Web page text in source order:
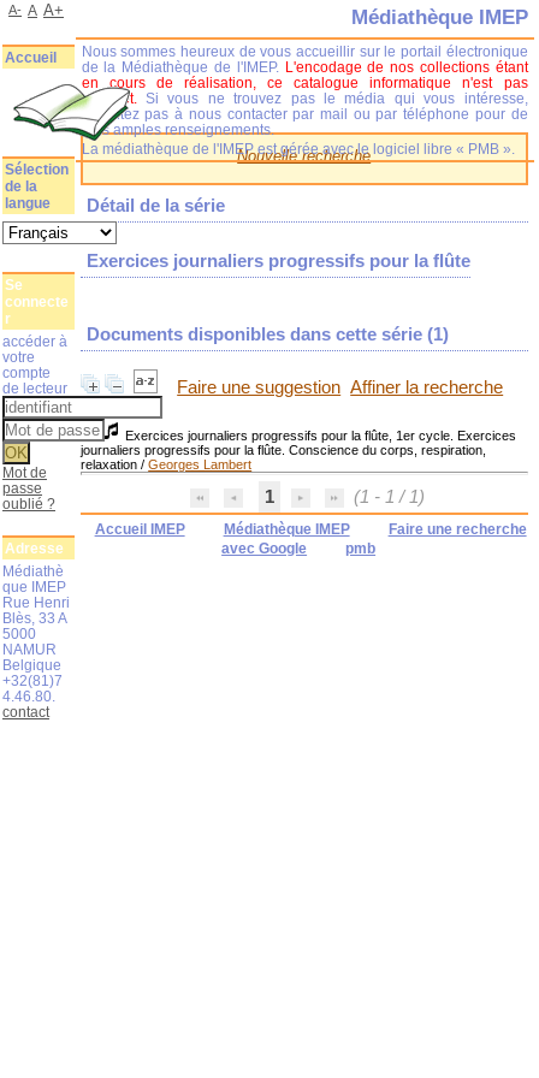
Nouvelle recherche
Détail de la série
Exercices journaliers progressifs pour la flûte
Documents disponibles dans cette série (1)
Faire une suggestion Affiner la recherche
Exercices journaliers progressifs pour la flûte, 1er cycle. Exercices
journaliers progressifs pour la flûte. Conscience du corps, respiration,
relaxation /Georges Lambert
1 (1 - 1 / 1)
Accueil IMEP Médiathèque IMEP
Faire une recherche
avec Google
pmb
Médiathèque IMEP
Nous sommes heureux de vous accueillir sur le portail électronique
de la Médiathèque de l'IMEP. L'encodage de nos collections étant
en cours de réalisation, ce catalogue informatique n'est pas
complet.
Si vous ne trouvez pas le média qui vous intéresse,
n'hésitez pas à nous contacter par mail ou par téléphone pour de
plus amples renseignements.
La médiathèque de l'IMEP est gérée avec le logiciel libre « PMB ».
A- A A+
Accueil
Sélection
de la
langue
Se
connecte
r
accéder à
votre
compte
de lecteur
Mot de
passe
oublié ?
Adresse
Médiathè
que IMEP
Rue Henri
Blès, 33 A
5000
NAMUR
Belgique
+32(81)7
4.46.80.
contact